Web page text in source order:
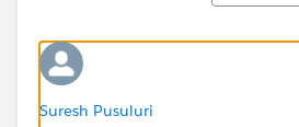
Suresh Pusuluri